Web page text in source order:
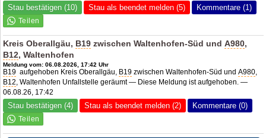
Stau bestätigen (10) Stau als beendet melden (5) Kommentare (1)
Kreis Oberallgäu, B19 zwischen Waltenhofen-Süd undA980,
B12, Waltenhofen
Meldung vom: 06.08.2026, 17:42 Uhr
B19 aufgehoben Kreis Oberallgäu, B19 zwischen Waltenhofen-Süd undA980,
B12, Waltenhofen Unfallstelle geräumt — Diese Meldung ist aufgehoben. —
06.08.26, 17:42
Stau bestätigen (4) Stau als beendet melden (2) Kommentare (0)